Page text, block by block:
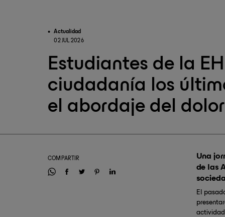
Actualidad
02 JUL 2026
Estudiantes de la
ciudadanía los
el abordaje del
Una
de las
El
actividad
COMPARTIR